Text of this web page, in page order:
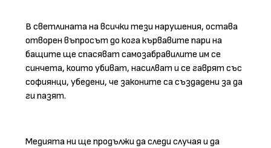
В светлината на всички тези нарушения, остава
отворен въпросът до кога кървавите пари на
бащите ще спасяват самозабравилите им се
синчета, които убиват, насилват и се гаврят със
софиянци, убедени, че законите са създадени за да
ги пазят.
Медията ни ще продължи да следи случая и да